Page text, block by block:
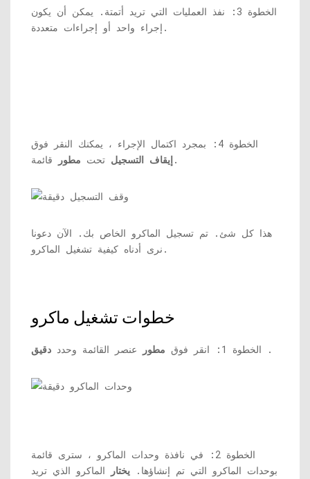
الخطوة 3: نفذ العمليات التي تريد أتمتة. يمكن أن يكون
إجراء واحد أو إجراءات متعددة.
الخطوة 4: بمجرد اكتمال الإجراء ، يمكنك النقر فوق
إيقاف التسجيل تحت مطور قائمة.
هذا كل شئ. تم تسجيل الماكرو الخاص بك. الآن دعونا
نرى أدناه كيفية تشغيل الماكرو.
خطوات تشغيل ماكرو
الخطوة 1: انقر فوق مطور عنصر القائمة وحدد دقيق .
الخطوة 2: في نافذة وحدات الماكرو ، سترى قائمة
بوحدات الماكرو التي تم إنشاؤها. يختار
الماكرو الذي تريد